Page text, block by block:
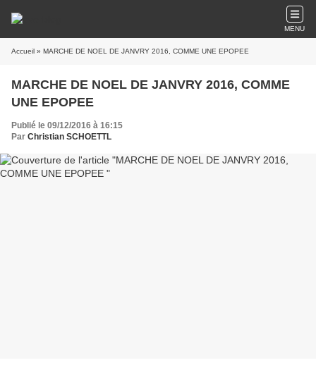
MENU
Accueil » MARCHE DE NOEL DE JANVRY 2016, COMME UNE EPOPEE
MARCHE DE NOEL DE JANVRY 2016, COMME
UNE EPOPEE
Publié le 09/12/2016 à 16:15
Par Christian SCHOETTL